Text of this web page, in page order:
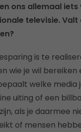
ons allemaal
televisie.
is te
wie je wil bereiken
welke media
uiting of een
als je daarmee
of mensen